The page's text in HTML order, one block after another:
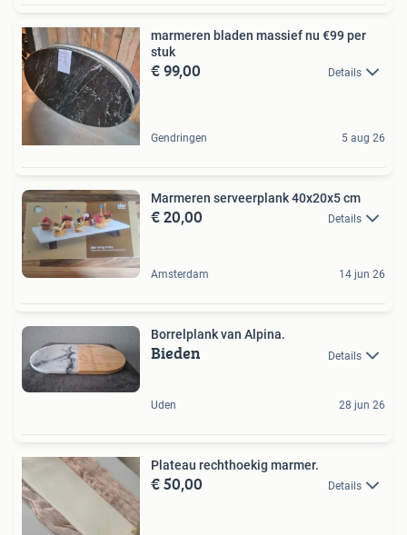
marmeren bladen massief nu €99 per
stuk
€ 99,00 Details
Gendringen 5 aug 26
Marmeren serveerplank 40x20x5 cm
€ 20,00 Details
Amsterdam 14 jun 26
Borrelplank van Alpina.
Bieden Details
Uden 28 jun 26
Plateau rechthoekig marmer.
€ 50,00 Details